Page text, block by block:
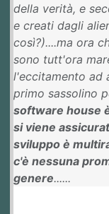
della verità, e
e creati dagli
così?)....ma ora
sono tutt'ora
l'eccitamento ad
primo sassolino
software house
si viene
sviluppo è
c'è nessuna
genere......